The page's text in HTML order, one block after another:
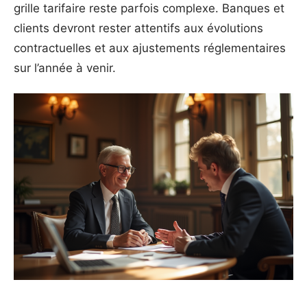
grille tarifaire reste parfois complexe. Banques et
clients devront rester attentifs aux évolutions
contractuelles et aux ajustements réglementaires
sur l’année à venir.